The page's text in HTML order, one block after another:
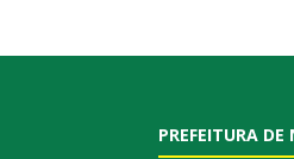
PREFEITURA DE